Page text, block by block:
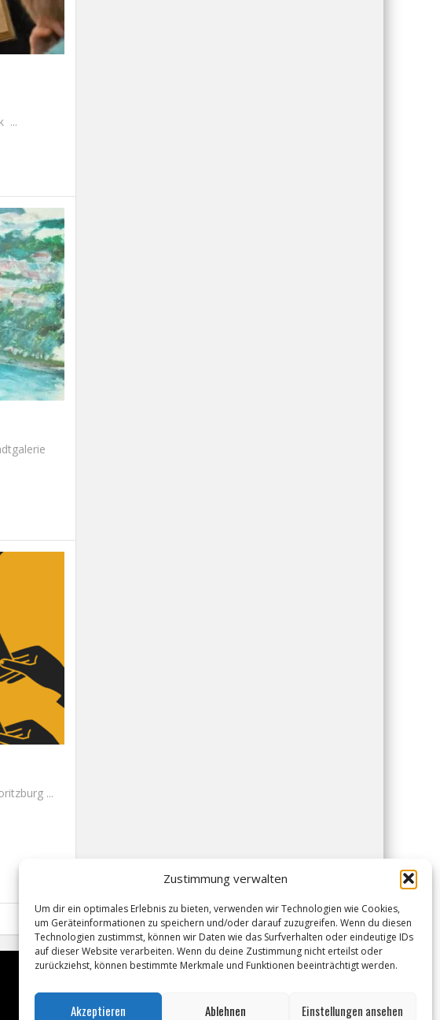
Zustimmung verwalten
Um dir ein optimales Erlebnis zu bieten, verwenden wir Technologien wie Cookies,
um Geräteinformationen zu speichern und/oder darauf zuzugreifen. Wenn du diesen
Technologien zustimmst, können wir Daten wie das Surfverhalten oder eindeutige IDs
auf dieser Website verarbeiten. Wenn du deine Zustimmung nicht erteilst oder
zurückziehst, können bestimmte Merkmale und Funktionen beeinträchtigt werden.
Akzeptieren Ablehnen Einstellungen ansehen
...
...